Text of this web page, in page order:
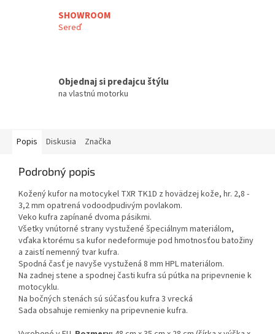
SHOWROOM
Sereď
Objednaj si predajcu štýlu
na vlastnú motorku
Popis Diskusia Značka
Podrobný popis
Kožený kufor na motocykel TXR TK1D z hovädzej kože, hr. 2,8 -
3,2 mm opatrená vodoodpudivým povlakom.
Veko kufra zapínané dvoma pásikmi.
Všetky vnútorné strany vystužené špeciálnym materiálom,
vďaka ktorému sa kufor nedeformuje pod hmotnosťou batožiny
a zaistí nemenný tvar kufra.
Spodná časť je navyše vystužená 8 mm HPL materiálom.
Na zadnej stene a spodnej časti kufra sú pútka na pripevnenie k
motocyklu.
Na bočných stenách sú súčasťou kufra 3 vrecká
Sada obsahuje remienky na pripevnenie kufra.